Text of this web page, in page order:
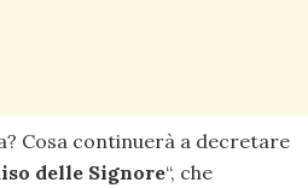
Cosa continuerà a decretare
delle Signore“, che